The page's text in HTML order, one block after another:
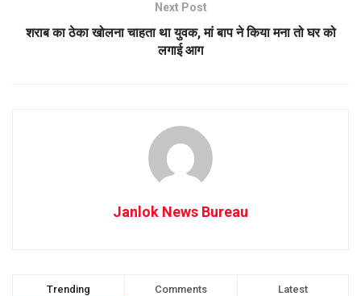
Next Post
शराब का ठेका खोलना चाहता था युवक, मां बाप ने किया मना तो घर को
लगाई आग
Janlok News Bureau
Trending Comments Latest